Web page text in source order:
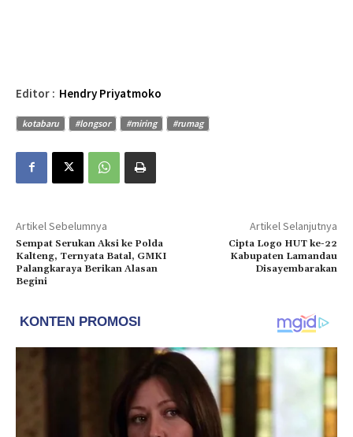
Editor : Hendry Priyatmoko
kotabaru #longsor #miring #rumag
Artikel Sebelumnya
Sempat Serukan Aksi ke Polda
Kalteng, Ternyata Batal, GMKI
Palangkaraya Berikan Alasan
Begini
Artikel Selanjutnya
Cipta Logo HUT ke-22
Kabupaten Lamandau
Disayembarakan